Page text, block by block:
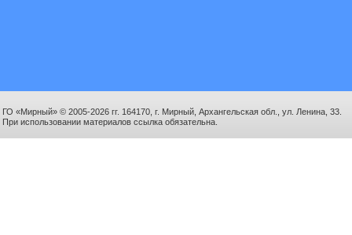
ГО «Мирный» © 2005-2026 гг. 164170, г. Мирный, Архангельская обл., ул. Ленина, 33.
При использовании материалов ссылка обязательна.